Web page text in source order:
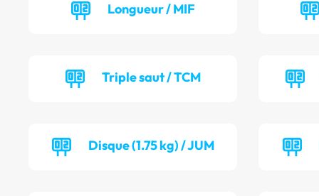
Longueur / MIF
Triple saut / TCM
Disque (1.75 kg) / JUM